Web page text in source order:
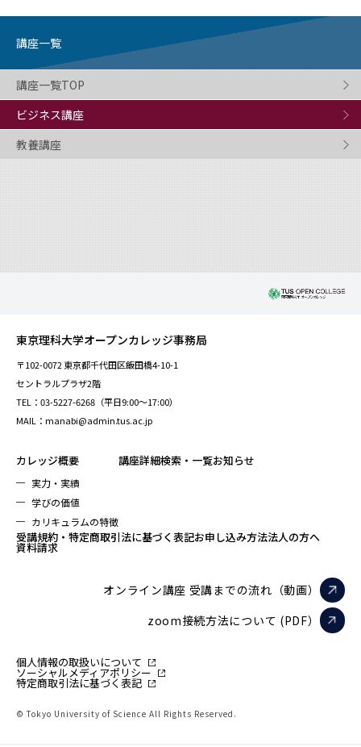
講座一覧
講座一覧TOP
ビジネス講座
教養講座
東京理科大学オープンカレッジ事務局
〒102-0072 東京都千代田区飯田橋4-10-1
セントラルプラザ2階
TEL：03-5227-6268（平日9:00～17:00）
MAIL：manabi@admin.tus.ac.jp
カレッジ概要
実力・実績
学びの価値
カリキュラムの特徴
講座詳細検索・一覧お知らせ
受講規約・特定商取引法に基づく表記お申し込み方法法人の方へ
資料請求
オンライン講座 受講までの流れ（動画）
zoom接続方法について (PDF）
個人情報の取扱いについて
ソーシャルメディアポリシー
特定商取引法に基づく表記
© Tokyo University of Science All Rights Reserved.